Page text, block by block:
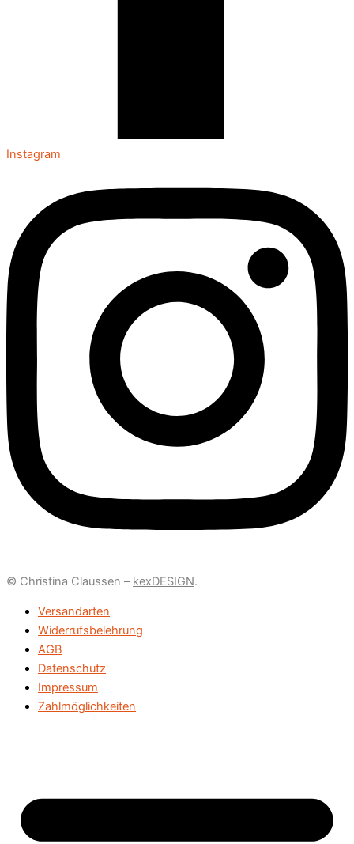
Instagram
© Christina Claussen – kexDESIGN.
Versandarten
Widerrufsbelehrung
AGB
Datenschutz
Impressum
Zahlmöglichkeiten